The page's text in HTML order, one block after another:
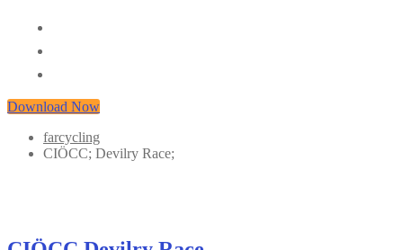
Download Now
farcycling
CIÖCC; Devilry Race;